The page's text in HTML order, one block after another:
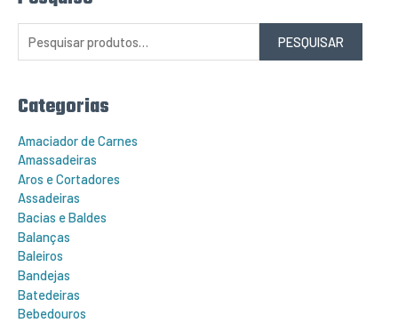
e
i
p
:
PESQUISAR
Categorias
Amaciador de Carnes
Amassadeiras
Aros e Cortadores
Assadeiras
Bacias e Baldes
Balanças
Baleiros
Bandejas
Batedeiras
Bebedouros